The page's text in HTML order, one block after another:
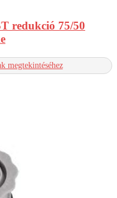
redukció 75/50
megtekintéséhez